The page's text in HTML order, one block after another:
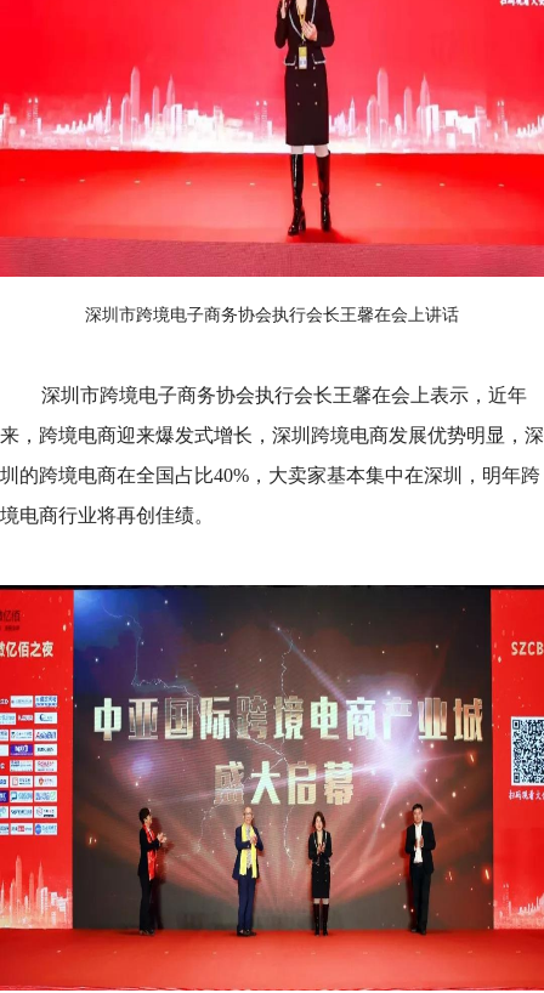
深圳市跨境电子商务协会执行会长王馨在会上讲话
深圳市跨境电子商务协会执行会长王馨在会上表示，近年
来，跨境电商迎来爆发式增长，深圳跨境电商发展优势明显，深
圳的跨境电商在全国占比40%，大卖家基本集中在深圳，明年跨
境电商行业将再创佳绩。